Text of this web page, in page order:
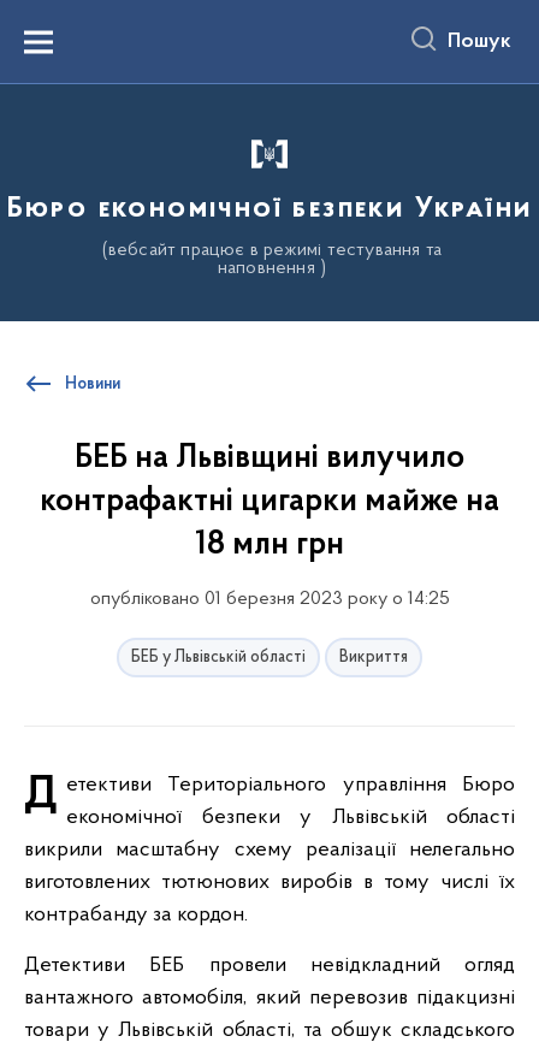
вмістуMenu Пошук
Бюро економічної безпеки України
(вебсайт працює в режимі тестування та
наповнення )
Новини
БЕБ на Львівщині вилучило
контрафактні цигарки майже на
18 млн грн
опубліковано 01 березня 2023 року о 14:25
БЕБ у Львівській області Викриття
Детективи Територіального управління Бюро економічної безпеки у Львівській області
викрили масштабну схему реалізації нелегально
виготовлених тютюнових виробів в тому числі їх
контрабанду за кордон.
Детективи БЕБ провели невідкладний огляд
вантажного автомобіля, який перевозив підакцизні
товари у Львівській області, та обшук складського